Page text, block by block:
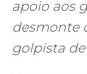
apoio aos
desmonte
golpista